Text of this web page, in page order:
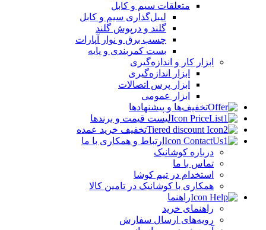
متعلقات سیم و کابل
لیبل‌گذاری سیم و کابل
گلند و درپوش گلند
چسب برق و نوار آپارات
بست کمربندی و پایه
ابزار کار و اندازه‌گیری
ابزار اندازه‌گیری
ابزار پرس اتصالات
ابزار عمومی
تخفیف‌ها و پیشنهادها
لیست قیمت و برندها
تخفیف خرید عمده
ارتباط و همکاری با ما
درباره کوشانیک
تماس با ما
استخدام در تیم کوشا
همکاری با کوشانیک در تامین کالا
راهنما
راهنمای خرید
رویه‌های ارسال سفارش